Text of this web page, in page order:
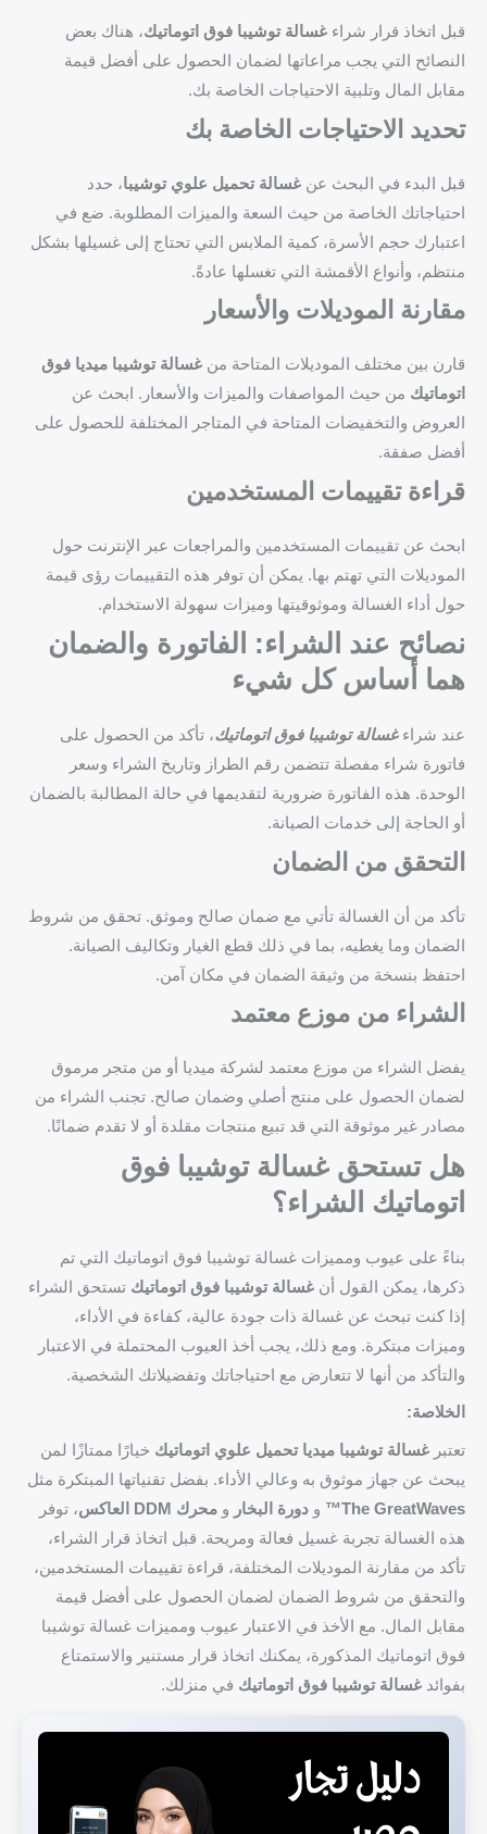
قبل اتخاذ قرار شراء غسالة توشيبا فوق اتوماتيك، هناك بعض
النصائح التي يجب مراعاتها لضمان الحصول على أفضل قيمة
مقابل المال وتلبية الاحتياجات الخاصة بك.
تحديد الاحتياجات الخاصة بك
قبل البدء في البحث عن غسالة تحميل علوي توشيبا، حدد
احتياجاتك الخاصة من حيث السعة والميزات المطلوبة. ضع في
اعتبارك حجم الأسرة، كمية الملابس التي تحتاج إلى غسيلها بشكل
منتظم، وأنواع الأقمشة التي تغسلها عادةً.
مقارنة الموديلات والأسعار
قارن بين مختلف الموديلات المتاحة من غسالة توشيبا ميديا فوق
اتوماتيك من حيث المواصفات والميزات والأسعار. ابحث عن
العروض والتخفيضات المتاحة في المتاجر المختلفة للحصول على
أفضل صفقة.
قراءة تقييمات المستخدمين
ابحث عن تقييمات المستخدمين والمراجعات عبر الإنترنت حول
الموديلات التي تهتم بها. يمكن أن توفر هذه التقييمات رؤى قيمة
حول أداء الغسالة وموثوقيتها وميزات سهولة الاستخدام.
نصائح عند الشراء: الفاتورة والضمان
هما أساس كل شيء
عند شراءغسالة توشيبا فوق اتوماتيك، تأكد من الحصول على
فاتورة شراء مفصلة تتضمن رقم الطراز وتاريخ الشراء وسعر
الوحدة. هذه الفاتورة ضرورية لتقديمها في حالة المطالبة بالضمان
أو الحاجة إلى خدمات الصيانة.
التحقق من الضمان
تأكد من أن الغسالة تأتي مع ضمان صالح وموثق. تحقق من شروط
الضمان وما يغطيه، بما في ذلك قطع الغيار وتكاليف الصيانة.
احتفظ بنسخة من وثيقة الضمان في مكان آمن.
الشراء من موزع معتمد
يفضل الشراء من موزع معتمد لشركة ميديا أو من متجر مرموق
لضمان الحصول على منتج أصلي وضمان صالح. تجنب الشراء من
مصادر غير موثوقة التي قد تبيع منتجات مقلدة أو لا تقدم ضمانًا.
هل تستحق غسالة توشيبا فوق
اتوماتيك الشراء؟
بناءً على عيوب ومميزات غسالة توشيبا فوق اتوماتيك التي تم
ذكرها، يمكن القول أن غسالة توشيبا فوق اتوماتيك تستحق الشراء
إذا كنت تبحث عن غسالة ذات جودة عالية، كفاءة في الأداء،
وميزات مبتكرة. ومع ذلك، يجب أخذ العيوب المحتملة في الاعتبار
والتأكد من أنها لا تتعارض مع احتياجاتك وتفضيلاتك الشخصية.
الخلاصة:
تعتبر غسالة توشيبا ميديا تحميل علوي اتوماتيك خيارًا ممتازًا لمن
يبحث عن جهاز موثوق به وعالي الأداء. بفضل تقنياتها المبتكرة مثل
The GreatWaves™
و دورة البخار و محرك DDM العاكس
، توفر
هذه الغسالة تجربة غسيل فعالة ومريحة. قبل اتخاذ قرار الشراء،
تأكد من مقارنة الموديلات المختلفة، قراءة تقييمات المستخدمين،
والتحقق من شروط الضمان لضمان الحصول على أفضل قيمة
مقابل المال. مع الأخذ في الاعتبار عيوب ومميزات غسالة توشيبا
فوق اتوماتيك المذكورة، يمكنك اتخاذ قرار مستنير والاستمتاع
بفوائد غسالة توشيبا فوق اتوماتيك في منزلك.